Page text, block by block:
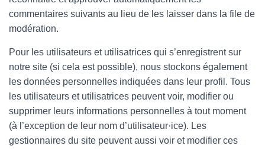
commentaires suivants au lieu de les laisser dans la file de
modération.
Pour les utilisateurs et utilisatrices qui s’enregistrent sur
notre site (si cela est possible), nous stockons également
les données personnelles indiquées dans leur profil. Tous
les utilisateurs et utilisatrices peuvent voir, modifier ou
supprimer leurs informations personnelles à tout moment
(à l’exception de leur nom d’utilisateur·ice). Les
gestionnaires du site peuvent aussi voir et modifier ces